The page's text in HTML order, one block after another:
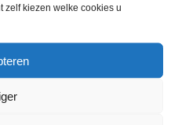
zelf kiezen welke cookies u